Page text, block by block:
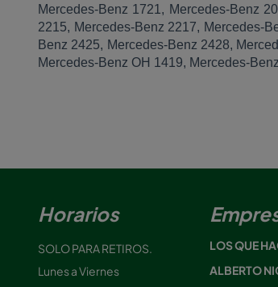
Mercedes-Benz 1721, Mercedes-Benz
2215, Mercedes-Benz 2217, Mercedes-
Benz 2425, Mercedes-Benz 2428,
Mercedes-Benz OH 1419, Mercedes-
Horarios
SOLO PARA RETIROS.
Lunes a Viernes
LOS QUE
ALBERTO